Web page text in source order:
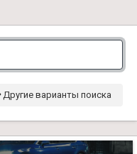
Другие варианты поиска